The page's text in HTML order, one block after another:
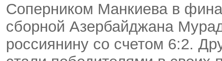
Соперником Манкиева в
сборной Азербайджана
россиянину со счетом 6:2.